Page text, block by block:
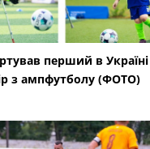
перший в Україні
з ампфутболу (ФОТО)